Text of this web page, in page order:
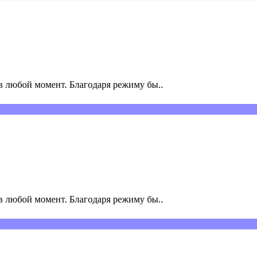
любой момент. Благодаря режиму бы..
любой момент. Благодаря режиму бы..